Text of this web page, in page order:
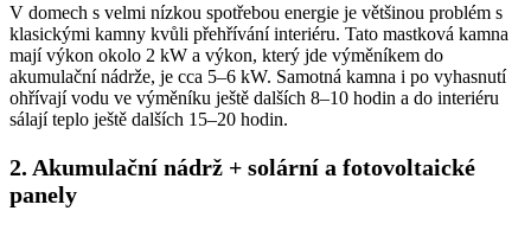
V domech s velmi nízkou spotřebou energie je většinou problém s
klasickými kamny kvůli přehřívání interiéru. Tato mastková kamna
mají výkon okolo 2 kW a výkon, který jde výměníkem do
akumulační nádrže, je cca 5–6 kW. Samotná kamna i po vyhasnutí
ohřívají vodu ve výměníku ještě dalších 8–10 hodin a do interiéru
sálají teplo ještě dalších 15–20 hodin.
2. Akumulační nádrž + solární a fotovoltaické
panely